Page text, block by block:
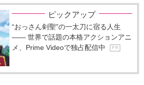
ピックアップ
“おっさん剣聖”の一太刀に宿る人生
―― 世界で話題の本格アクションアニ
メ、Prime Videoで独占配信中
P R